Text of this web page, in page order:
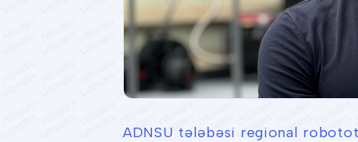
ADNSU tələbəsi regional